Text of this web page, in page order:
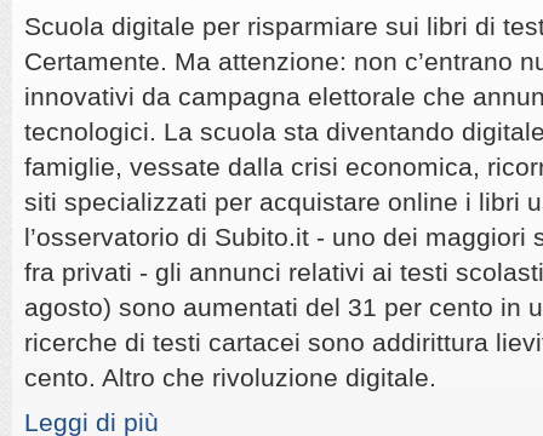
Scuola digitale per risparmiare sui libri di
Certamente. Ma attenzione: non c’entrano
innovativi da campagna elettorale che
tecnologici. La scuola sta diventando
famiglie, vessate dalla crisi economica,
siti specializzati per acquistare online i libri
l’osservatorio di Subito.it - uno dei maggiori
fra privati - gli annunci relativi ai testi
agosto) sono aumentati del 31 per cento in
ricerche di testi cartacei sono addirittura
cento. Altro che rivoluzione digitale.
Leggi di più